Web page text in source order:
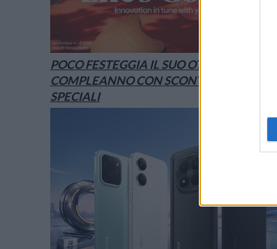
POCO FESTEGGIA IL SUO OTTAVO
COMPLEANNO CON SCONTI E OFFERTE
SPECIALI